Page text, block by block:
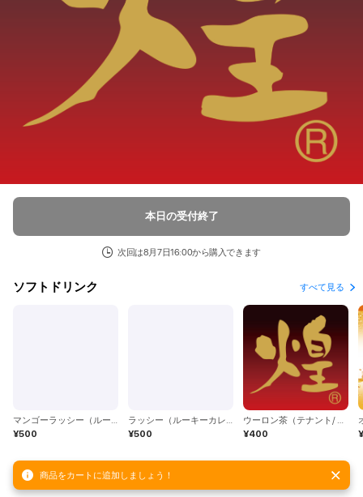
本日の受付終了
次回は8月7日16:00から購入できます
ソフトドリンク すべて見る
マンゴーラッシー（ルーキーカレー）
¥500
ラッシー（ルーキーカレー）
¥500
ウーロン茶（テナント/ コカ・コーラ）
¥400
商品をカートに追加しましょう！